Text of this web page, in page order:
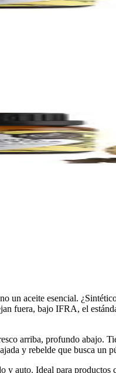
un aceite esencial.
fuera, bajo IFRA, el
arriba, profundo abajo.
y rebelde que busca un
y auto. Ideal para